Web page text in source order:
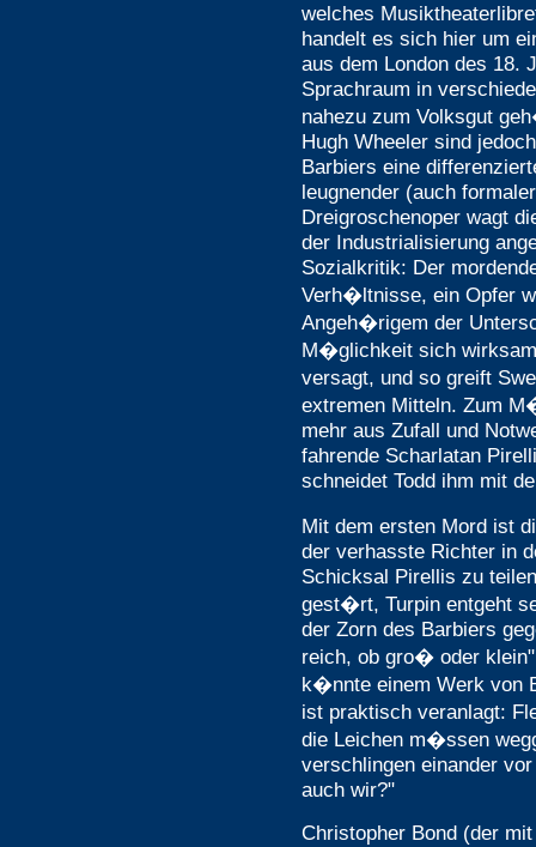
welches
handelt es sich hier um
aus dem London des 18.
Sprachraum in
nahezu zum Volksgut
Hugh Wheeler sind
Barbiers eine
leugnender (auch
Dreigroschenoper wagt
der Industrialisierung
Sozialkritik: Der
Verh�ltnisse, ein Opfer
Angeh�rigem der
M�glichkeit sich
versagt, und so greift
extremen Mitteln. Zum
mehr aus Zufall und
fahrende Scharlatan
schneidet Todd ihm mit
Mit dem ersten Mord ist
der verhasste Richter in
Schicksal Pirellis zu
gest�rt, Turpin entgeht
der Zorn des Barbiers
reich, ob gro� oder
k�nnte einem Werk von
ist praktisch veranlagt:
die Leichen m�ssen
verschlingen einander
auch wir?"
Christopher Bond (der